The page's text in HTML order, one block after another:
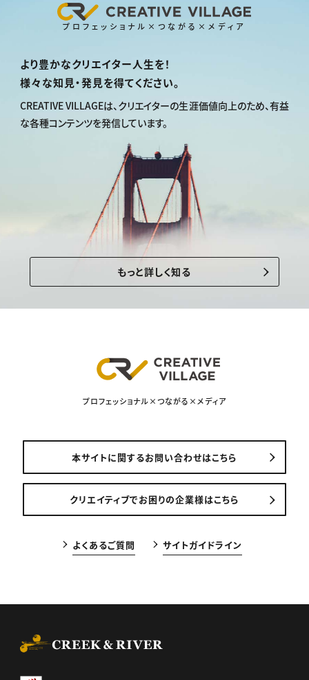
プロフェッショナル×つながる×メディア
より豊かなクリエイター人生を！
様々な知見・発見を得てください。
CREATIVE VILLAGEは、 クリエイターの生涯価値向上のため、有益
な各種コンテンツを発信しています。
もっと詳しく知る
プロフェッショナル×つながる×メディア
本サイトに関するお問い合わせはこちら
クリエイティブでお困りの企業様はこちら
よくあるご質問 サイトガイドライン